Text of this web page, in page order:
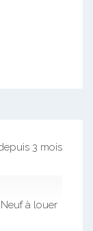
3 mois
à louer